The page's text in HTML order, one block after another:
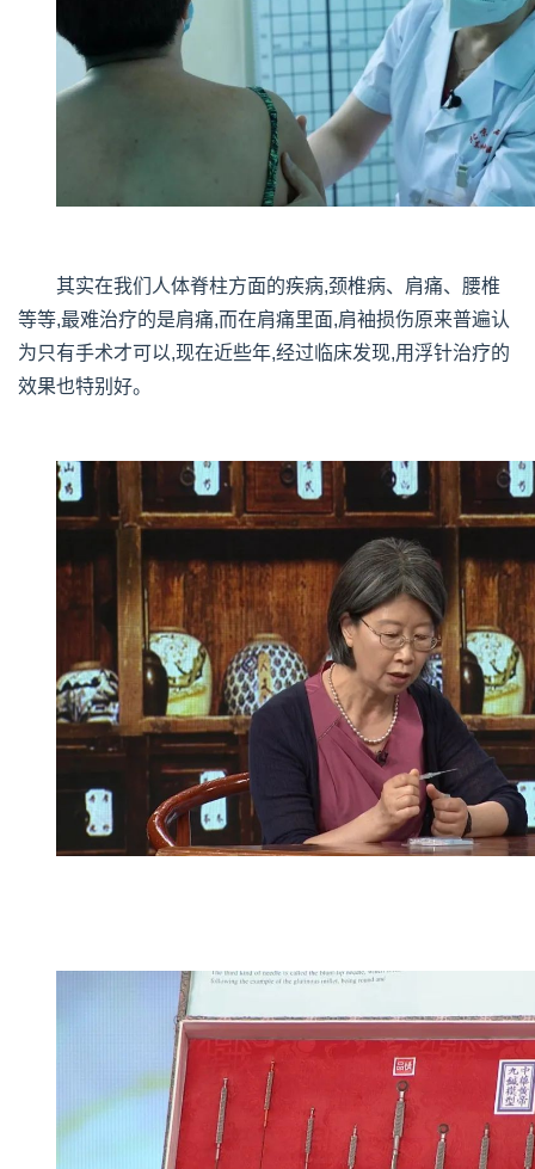
其实在我们人体脊柱方面的疾病,颈椎病、肩痛、腰椎
等等,最难治疗的是肩痛,而在肩痛里面,肩袖损伤原来普遍认
为只有手术才可以,现在近些年,经过临床发现,用浮针治疗的
效果也特别好。